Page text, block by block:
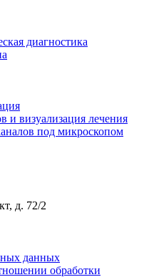
диагностика
и визуализация лечения
под микроскопом
д. 72/2
данных
обработки